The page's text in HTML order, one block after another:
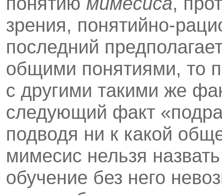
зрения, понятийно-
последний
общими понятиями, то
с другими такими же
следующий факт
подводя ни к какой
мимесис нельзя
обучение без него